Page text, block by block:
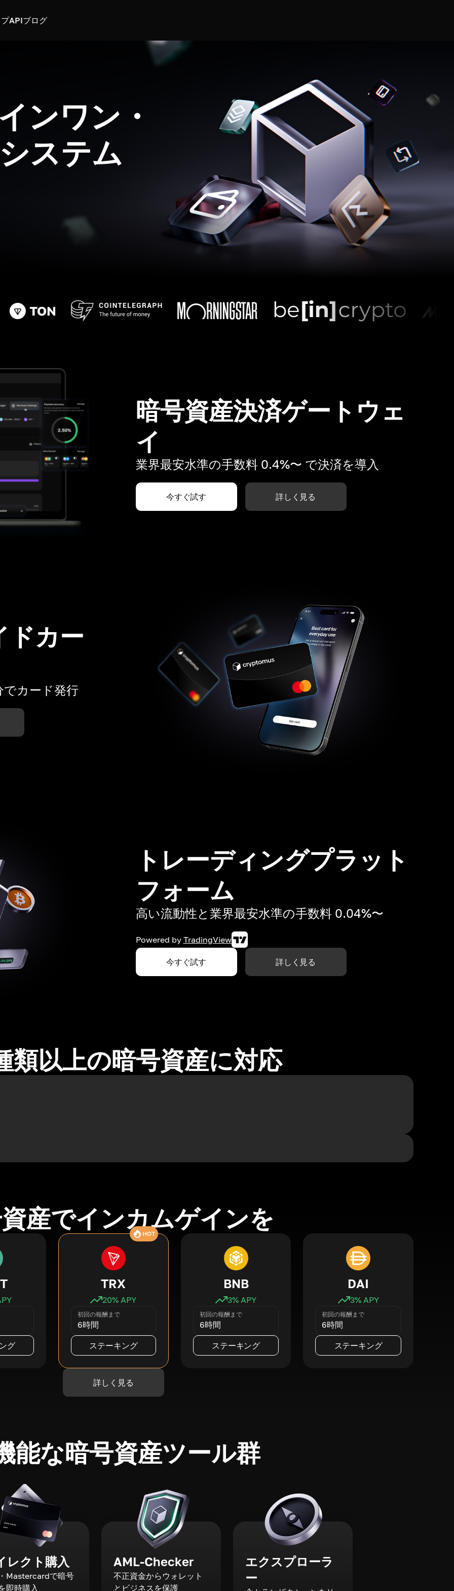
APIブログ
ンワン・
ステム
暗号資産決済ゲートウェ
イ
業界最安水準の手数料 0.4%〜 で決済を導入
今すぐ試す 詳しく見る
ドカー
でカード発行
トレーディングプラット
フォーム
高い流動性と業界最安水準の手数料 0.04%〜
Powered by TradingView
今すぐ試す 詳しく見る
類以上の暗号資産に対応
産でインカムゲインを
グ
HOT
TRX
20% APY
初回の報酬まで
6時間
ステーキング
BNB
3% APY
初回の報酬まで
6時間
ステーキング
DAI
3% APY
初回の報酬まで
6時間
ステーキング
詳しく見る
能な暗号資産ツール群
レクト購入
Mastercardで暗号
即時購入
AML-Checker
不正資金からウォレット
とビジネスを保護
エクスプローラ
ー